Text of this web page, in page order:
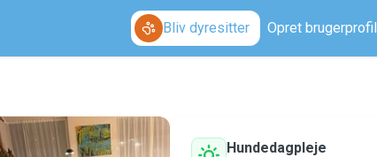
Bliv dyresitter Opret brugerprofil
Hundedagpleje